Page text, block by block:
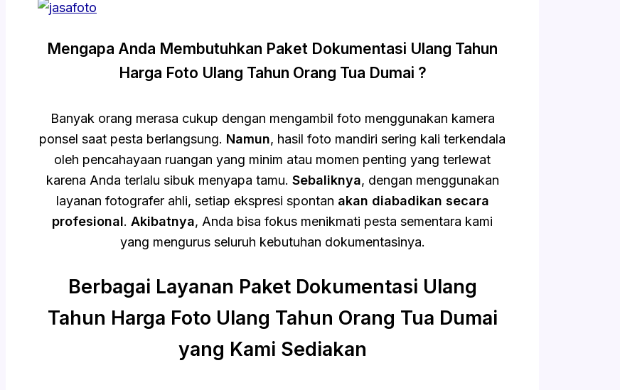
Mengapa Anda Membutuhkan Paket Dokumentasi Ulang Tahun
Harga Foto Ulang Tahun Orang Tua Dumai ?
Banyak orang merasa cukup dengan mengambil foto menggunakan kamera
ponsel saat pesta berlangsung. Namun, hasil foto mandiri sering kali terkendala
oleh pencahayaan ruangan yang minim atau momen penting yang terlewat
karena Anda terlalu sibuk menyapa tamu. Sebaliknya, dengan menggunakan
layanan fotografer ahli, setiap ekspresi spontan akan diabadikan secara
profesional. Akibatnya, Anda bisa fokus menikmati pesta sementara kami
yang mengurus seluruh kebutuhan dokumentasinya.
Berbagai Layanan Paket Dokumentasi Ulang
Tahun Harga Foto Ulang Tahun Orang Tua Dumai
yang Kami Sediakan